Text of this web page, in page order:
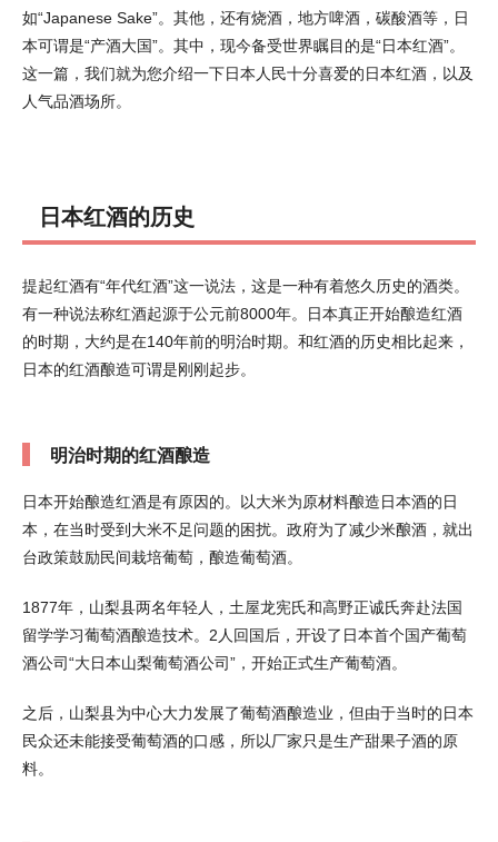
如“Japanese Sake”。其他，还有烧酒，地方啤酒，碳酸酒等，日
本可谓是“产酒大国”。其中，现今备受世界瞩目的是“日本红酒”。
这一篇，我们就为您介绍一下日本人民十分喜爱的日本红酒，以及
人气品酒场所。
日本红酒的历史
提起红酒有“年代红酒”这一说法，这是一种有着悠久历史的酒类。
有一种说法称红酒起源于公元前8000年。日本真正开始酿造红酒
的时期，大约是在140年前的明治时期。和红酒的历史相比起来，
日本的红酒酿造可谓是刚刚起步。
明治时期的红酒酿造
日本开始酿造红酒是有原因的。以大米为原材料酿造日本酒的日
本，在当时受到大米不足问题的困扰。政府为了减少米酿酒，就出
台政策鼓励民间栽培葡萄，酿造葡萄酒。
1877年，山梨县两名年轻人，土屋龙宪氏和高野正诚氏奔赴法国
留学学习葡萄酒酿造技术。2人回国后，开设了日本首个国产葡萄
酒公司“大日本山梨葡萄酒公司”，开始正式生产葡萄酒。
之后，山梨县为中心大力发展了葡萄酒酿造业，但由于当时的日本
民众还未能接受葡萄酒的口感，所以厂家只是生产甜果子酒的原
料。